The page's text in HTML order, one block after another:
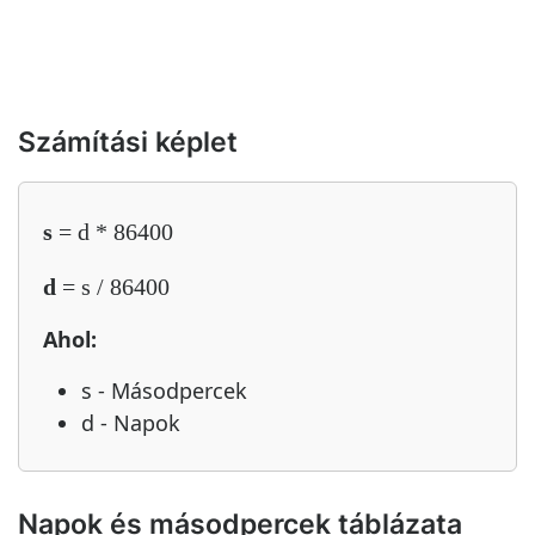
Számítási képlet
s = d * 86400
d = s / 86400
Ahol:
s - Másodpercek
d - Napok
Napok és másodpercek táblázata